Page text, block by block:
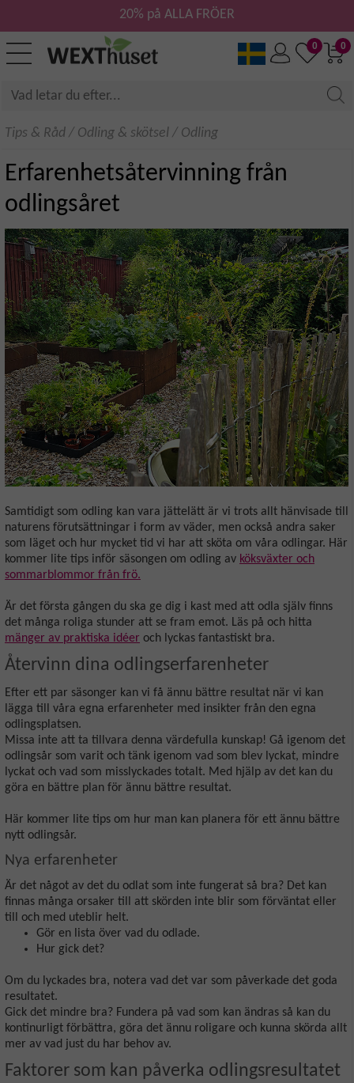
0
0
20% på ALLA FRÖER
Tips & Råd / Odling & skötsel / Odling
Erfarenhetsåtervinning från
odlingsåret
Samtidigt som odling kan vara jättelätt är vi trots allt hänvisade till
naturens förutsättningar i form av väder, men också andra saker
som läget och hur mycket tid vi har att sköta om våra odlingar. Här
kommer lite tips inför säsongen om odling av köksväxter och
sommarblommor från frö.
Är det första gången du ska ge dig i kast med att odla själv finns
det många roliga stunder att se fram emot. Läs på och hitta
mänger av praktiska idéer och lyckas fantastiskt bra.
Återvinn dina odlingserfarenheter
Efter ett par säsonger kan vi få ännu bättre resultat när vi kan
lägga till våra egna erfarenheter med insikter från den egna
odlingsplatsen.
Missa inte att ta tillvara denna värdefulla kunskap! Gå igenom det
odlingsår som varit och tänk igenom vad som blev lyckat, mindre
lyckat och vad som misslyckades totalt. Med hjälp av det kan du
göra en bättre plan för ännu bättre resultat.
Här kommer lite tips om hur man kan planera för ett ännu bättre
nytt odlingsår.
Nya erfarenheter
Är det något av det du odlat som inte fungerat så bra? Det kan
finnas många orsaker till att skörden inte blir som förväntat eller
till och med uteblir helt.
Gör en lista över vad du odlade.
Hur gick det?
Om du lyckades bra, notera vad det var som påverkade det goda
resultatet.
Gick det mindre bra? Fundera på vad som kan ändras så kan du
kontinurligt förbättra, göra det ännu roligare och kunna skörda allt
mer av vad just du har behov av.
Faktorer som kan påverka odlingsresultatet